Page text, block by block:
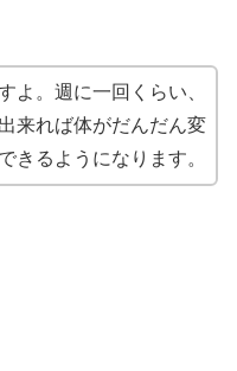
よ。週に一回くらい、
来れば体がだんだん変
きるようになります。